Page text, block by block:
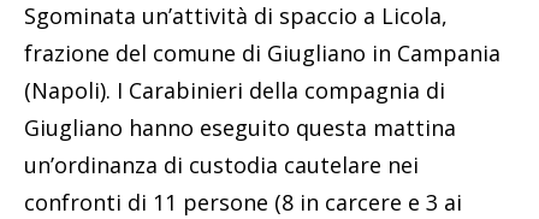
Sgominata un’attività di spaccio a Licola,
frazione del comune di Giugliano in Campania
(Napoli). I Carabinieri della compagnia di
Giugliano hanno eseguito questa mattina
un’ordinanza di custodia cautelare nei
confronti di 11 persone (8 in carcere e 3 ai